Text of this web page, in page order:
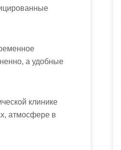
а удобные
клинике
атмосфере в